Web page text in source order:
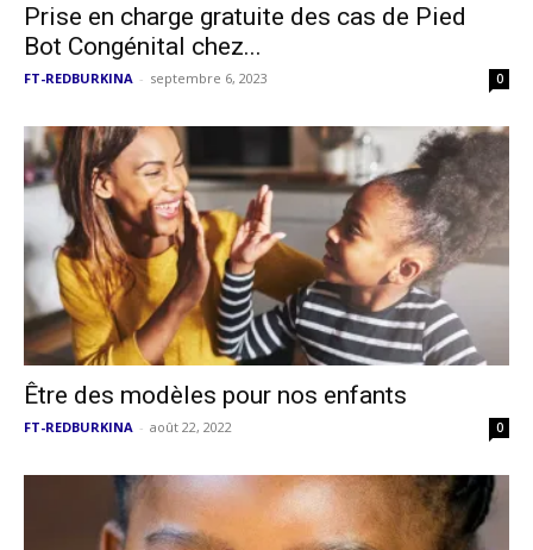
Prise en charge gratuite des cas de Pied
Bot Congénital chez...
FT-REDBURKINA - septembre 6, 2023 0
Être des modèles pour nos enfants
FT-REDBURKINA - août 22, 2022 0